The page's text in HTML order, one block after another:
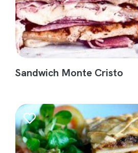
Sandwich Monte Cristo